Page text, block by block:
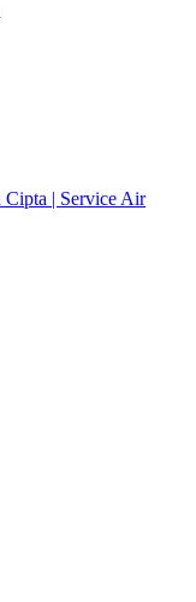
Cipta | Service Air